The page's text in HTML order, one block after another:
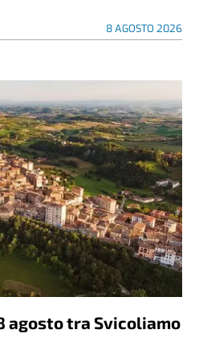
8 AGOSTO 2026
agosto tra Svicoliamo